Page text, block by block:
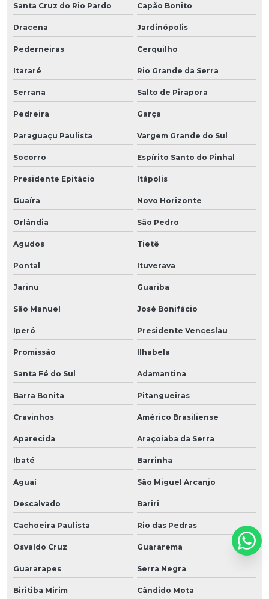
Santa Cruz do Rio Pardo Capão Bonito
Dracena Jardinópolis
Pederneiras Cerquilho
Itararé Rio Grande da Serra
Serrana Salto de Pirapora
Pedreira Garça
Paraguaçu Paulista Vargem Grande do Sul
Socorro Espírito Santo do Pinhal
Presidente Epitácio Itápolis
Guaíra Novo Horizonte
Orlândia São Pedro
Agudos Tietê
Pontal Ituverava
Jarinu Guariba
São Manuel José Bonifácio
Iperó Presidente Venceslau
Promissão Ilhabela
Santa Fé do Sul Adamantina
Barra Bonita Pitangueiras
Cravinhos Américo Brasiliense
Aparecida Araçoiaba da Serra
Ibaté Barrinha
Aguaí São Miguel Arcanjo
Descalvado Bariri
Cachoeira Paulista Rio das Pedras
Osvaldo Cruz Guararema
Guararapes Serra Negra
Biritiba Mirim Cândido Mota